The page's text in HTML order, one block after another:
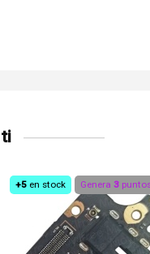
+5 en stock Genera 3